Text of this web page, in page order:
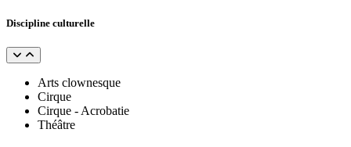
Discipline culturelle
Arts clownesque
Cirque
Cirque - Acrobatie
Théâtre